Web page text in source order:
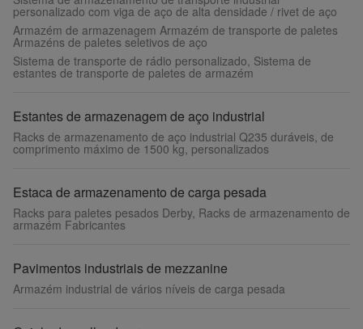
personalizado com viga de aço de alta densidade / rivet de aço
Armazém de armazenagem Armazém de transporte de paletes
Armazéns de paletes seletivos de aço
Sistema de transporte de rádio personalizado, Sistema de
estantes de transporte de paletes de armazém
Estantes de armazenagem de aço industrial
Racks de armazenamento de aço industrial Q235 duráveis, de
comprimento máximo de 1500 kg, personalizados
Estaca de armazenamento de carga pesada
Racks para paletes pesados Derby, Racks de armazenamento de
armazém Fabricantes
Pavimentos industriais de mezzanine
Armazém industrial de vários níveis de carga pesada